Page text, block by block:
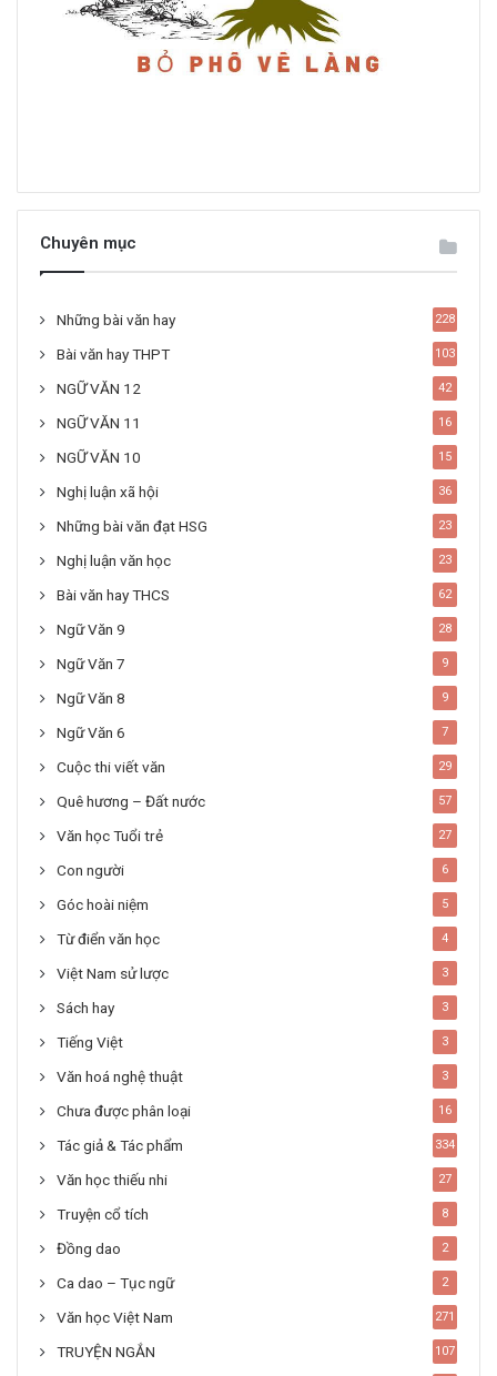
Chuyên mục
Những bài văn hay 228
Bài văn hay THPT 103
NGỮ VĂN 12 42
NGỮ VĂN 11 16
NGỮ VĂN 10 15
Nghị luận xã hội 36
Những bài văn đạt HSG 23
Nghị luận văn học 23
Bài văn hay THCS 62
Ngữ Văn 9 28
Ngữ Văn 7 9
Ngữ Văn 8 9
Ngữ Văn 6 7
Cuộc thi viết văn 29
Quê hương – Đất nước 57
Văn học Tuổi trẻ 27
Con người 6
Góc hoài niệm 5
Từ điển văn học 4
Việt Nam sử lược 3
Sách hay 3
Tiếng Việt 3
Văn hoá nghệ thuật 3
Chưa được phân loại 16
Tác giả & Tác phẩm 334
Văn học thiếu nhi 27
Truyện cổ tích 8
Đồng dao 2
Ca dao – Tục ngữ 2
Văn học Việt Nam 271
TRUYỆN NGẮN 107